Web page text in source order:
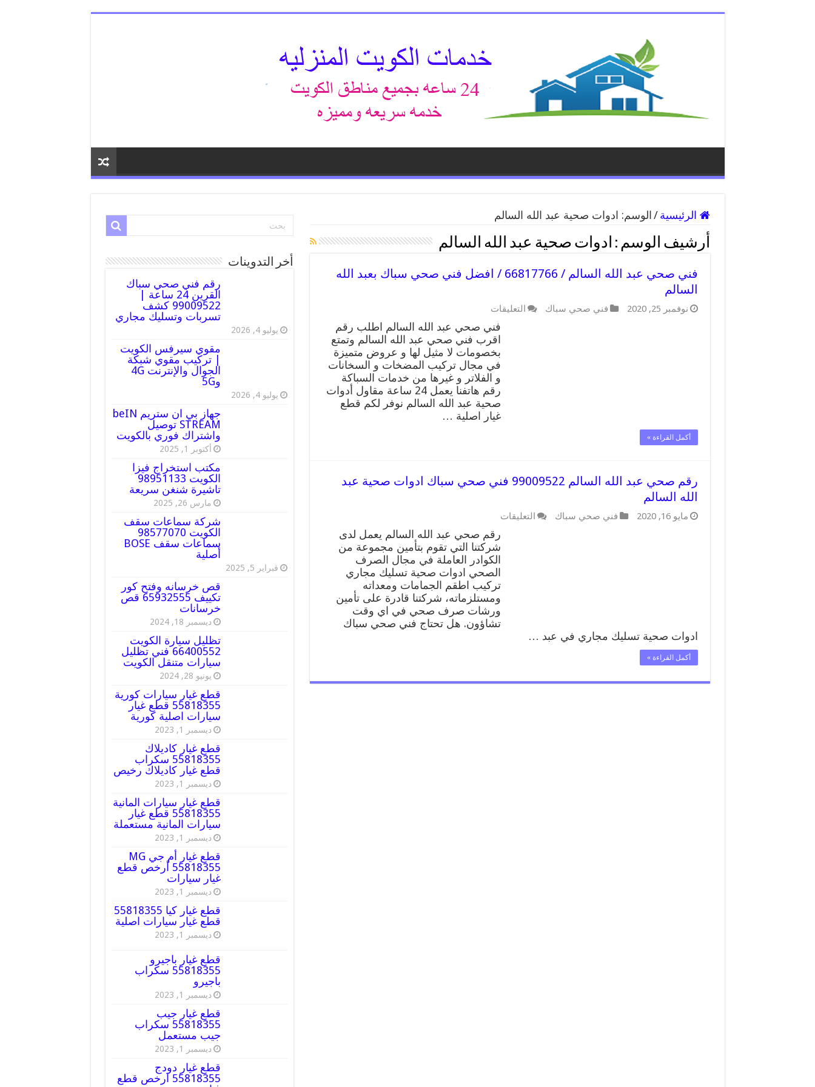
الرئيسية / الوسم: ادوات صحية عبد الله السالم
أرشيف الوسم : ادوات صحية عبد الله السالم
فني صحي عبد الله السالم / 66817766 / افضل فني صحي سباك بعبد الله
السالم
نوفمبر 25, 2020 فني صحي سباك التعليقات
صحي
عبد
الله
السالم
/
66817766
/
افضل
فني
مغلقة
فني صحي عبد الله السالم اطلب رقم
اقرب فني صحي عبد الله السالم وتمتع
بخصومات لا مثيل لها و عروض متميزة
في مجال تركيب المضخات و السخانات
و الفلاتر و غيرها من خدمات السباكة
رقم هاتفنا يعمل 24 ساعة مقاول أدوات
صحية عبد الله السالم نوفر لكم قطع
غيار اصلية …
أكمل القراءة »
رقم صحي عبد الله السالم 99009522 فني صحي سباك ادوات صحية عبد
الله السالم
مايو 16, 2020 فني صحي سباك التعليقات
صحي
عبد
الله
السالم
99009522
فني
صحي
سباك
ادوات
مغلقة
رقم صحي عبد الله السالم يعمل لدى
شركتنا التي تقوم بتأمين مجموعة من
الكوادر العاملة في مجال الصرف
الصحي ادوات صحية تسليك مجاري
تركيب اطقم الجمامات ومعداته
ومستلزماته، شركتنا قادرة على تأمين
ورشات صرف صحي في اي وقت
تشاؤون. هل تحتاج فني صحي سباك
ادوات صحية تسليك مجاري في عبد …
أكمل القراءة »
أخر التدوينات
رقم فني صحي سباك
القرين 24 ساعة |
99009522 كشف
تسربات وتسليك مجاري
يوليو 4, 2026
مقوي سيرفس الكويت
| تركيب مقوي شبكة
الجوال والإنترنت 4G
و5G
يوليو 4, 2026
جهاز بي ان ستريم beIN
STREAM توصيل
واشتراك فوري بالكويت
أكتوبر 1, 2025
مكتب استخراج فيزا
الكويت 98951133
تاشيرة شنغن سريعة
مارس 26, 2025
شركة سماعات سقف
الكويت 98577070
سماعات سقف BOSE
أصلية
فبراير 5, 2025
قص خرسانه وفتح كور
تكييف 65932555 قص
خرسانات
ديسمبر 18, 2024
تظليل سيارة الكويت
66400552 فني تظليل
سيارات متنقل الكويت
يونيو 28, 2024
قطع غيار سيارات كورية
55818355 قطع غيار
سيارات اصلية كورية
ديسمبر 1, 2023
قطع غيار كاديلاك
55818355 سكراب
قطع غيار كاديلاك رخيص
ديسمبر 1, 2023
قطع غيار سيارات المانية
55818355 قطع غيار
سيارات المانية مستعملة
ديسمبر 1, 2023
قطع غيار أم جي MG
55818355 أرخص قطع
غيار سيارات
ديسمبر 1, 2023
قطع غيار كيا 55818355
قطع غيار سيارات اصلية
ديسمبر 1, 2023
قطع غيار باجيرو
55818355 سكراب
باجيرو
ديسمبر 1, 2023
قطع غيار جيب
55818355 سكراب
جيب مستعمل
ديسمبر 1, 2023
قطع غيار دودج
55818355 ارخص قطع